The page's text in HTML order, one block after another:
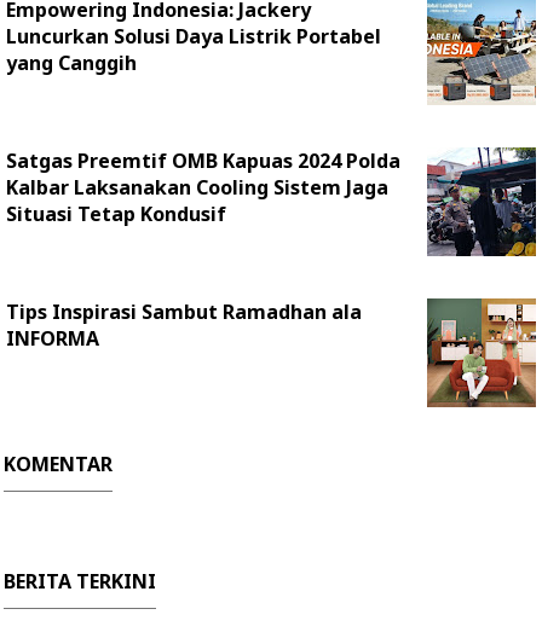
Empowering Indonesia: Jackery
Luncurkan Solusi Daya Listrik Portabel
yang Canggih
Satgas Preemtif OMB Kapuas 2024 Polda
Kalbar Laksanakan Cooling Sistem Jaga
Situasi Tetap Kondusif
Tips Inspirasi Sambut Ramadhan ala
INFORMA
KOMENTAR
BERITA TERKINI